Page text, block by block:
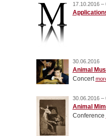
17.10.2016 –
30.06.2016
Animal
Concert
30.06.2016 –
Animal
Conference